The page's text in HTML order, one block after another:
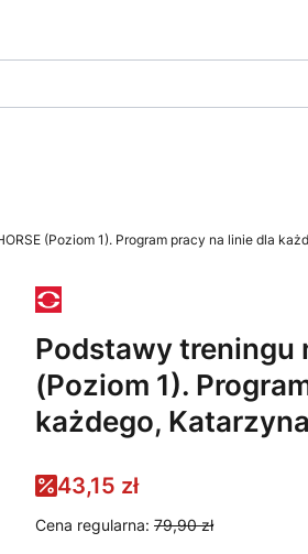
(Poziom 1). Program pracy na linie dla
Podstawy treningu
(Poziom 1).
każdego,
43,15 zł
Cena regularna: 79,90 zł